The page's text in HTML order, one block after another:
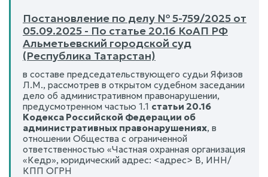
Постановление по делу № 5-759/2025 от
05.09.2025 - По статье 20.16 КоАП РФ
Альметьевский городской суд
(Республика Татарстан)
в составе председательствующего судьи Яфизов
Л.М., рассмотрев в открытом судебном заседании
дело об административном правонарушении,
предусмотренном частью 1.1 статьи 20.16
Кодекса Российской Федерации об
административных правонарушениях, в
отношении Общества с ограниченной
ответственностью «Частная охранная организация
«Кедр», юридический адрес: <адрес> В, ИНН/
КПП ОГРН